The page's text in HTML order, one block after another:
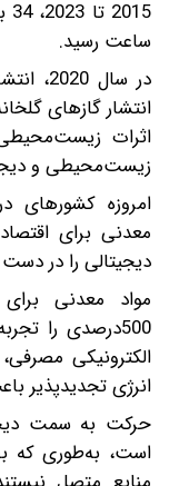
ساعت رسید.
انتشار گازهای
اثرات
زیست‌محیطی و
امروزه کشورهای
معدنی برای
دیجیتالی را در دست
500‌درصدی را
الکترونیکی
انرژی تجدیدپذیر
حرکت به سمت
است، به‌طوری که